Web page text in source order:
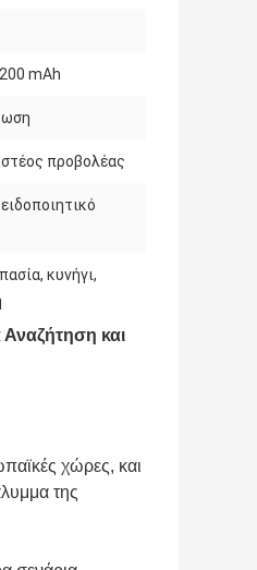
mAh
προβολέας
κυνήγι,
και
χώρες, και
της